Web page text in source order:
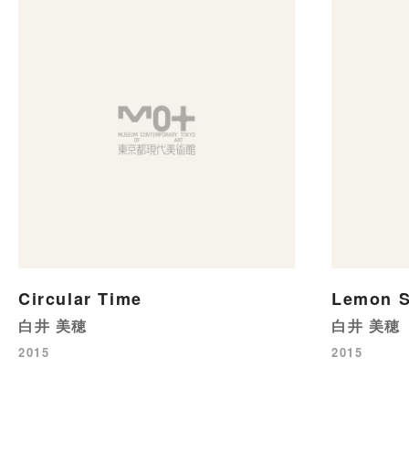
Circular Time
白井 美穂
2015
Lemon
白井 美穂
2015